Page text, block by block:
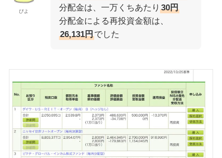
ぴよ
分配金は、一万くちあたり 30円
分配金による再投資金額は、
26,131円でした